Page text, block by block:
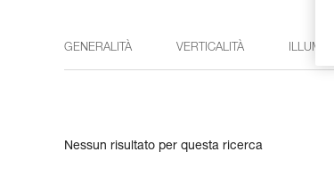
GENERALITÀ VERTICALITÀ
Nessun risultato per questa ricerca